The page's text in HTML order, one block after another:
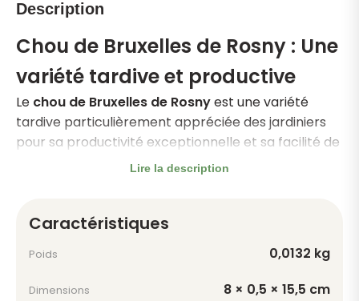
Description
Chou de Bruxelles de Rosny : Une
variété tardive et productive
Le chou de Bruxelles de Rosnyest une variété
tardive particulièrement appréciée des jardiniers
pour sa productivité exceptionnelle et sa facilité de
culture. Ses pommes gris-vert, nombreuses et
hivernale.
Caractéristiques principales
Lire la description
Caractéristiques
Poids 0,0132 kg
Dimensions 8 × 0,5 × 15,5 cm